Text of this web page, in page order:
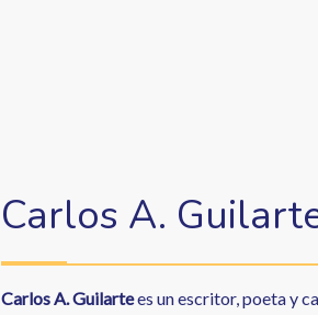
Carlos A.
Carlos A. Guilartees un escritor, poeta y